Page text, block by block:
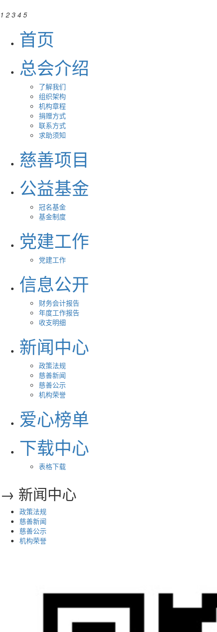
1 2 3 4 5
首页
总会介绍
了解我们
组织架构
机构章程
捐赠方式
联系方式
求助须知
慈善项目
公益基金
冠名基金
基金制度
党建工作
党建工作
信息公开
财务会计报告
年度工作报告
收支明细
新闻中心
政策法规
慈善新闻
慈善公示
机构荣誉
爱心榜单
下载中心
表格下载
→ 新闻中心
政策法规
慈善新闻
慈善公示
机构荣誉